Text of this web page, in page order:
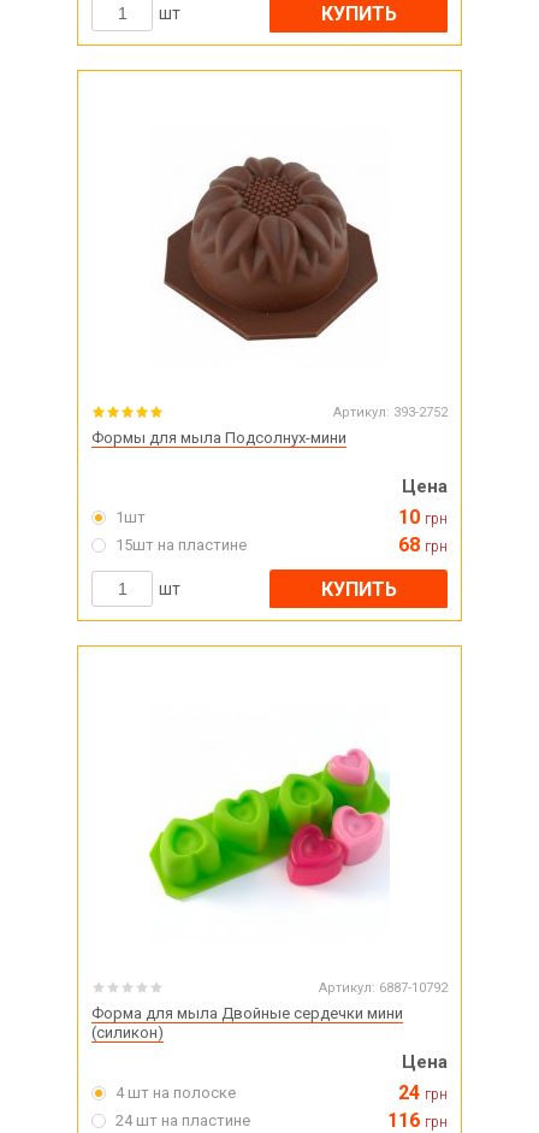
шт КУПИТЬ
Артикул: 393-2752
Формы для мыла Подсолнух-мини
Цена
1шт 10 грн
15шт на пластине 68 грн
шт КУПИТЬ
Артикул: 6887-10792
Форма для мыла Двойные сердечки мини
(силикон)
Цена
4 шт на полоске 24 грн
24 шт на пластине 116 грн